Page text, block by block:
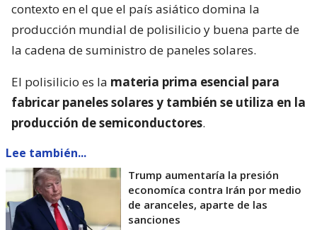
contexto en el que el país asiático domina la
producción mundial de polisilicio y buena parte de
la cadena de suministro de paneles solares.
El polisilicio es la materia prima esencial para
fabricar paneles solares y también se utiliza en la
producción de semiconductores.
Lee también...
Trump aumentaría la presión
economíca contra Irán por medio
de aranceles, aparte de las
sanciones